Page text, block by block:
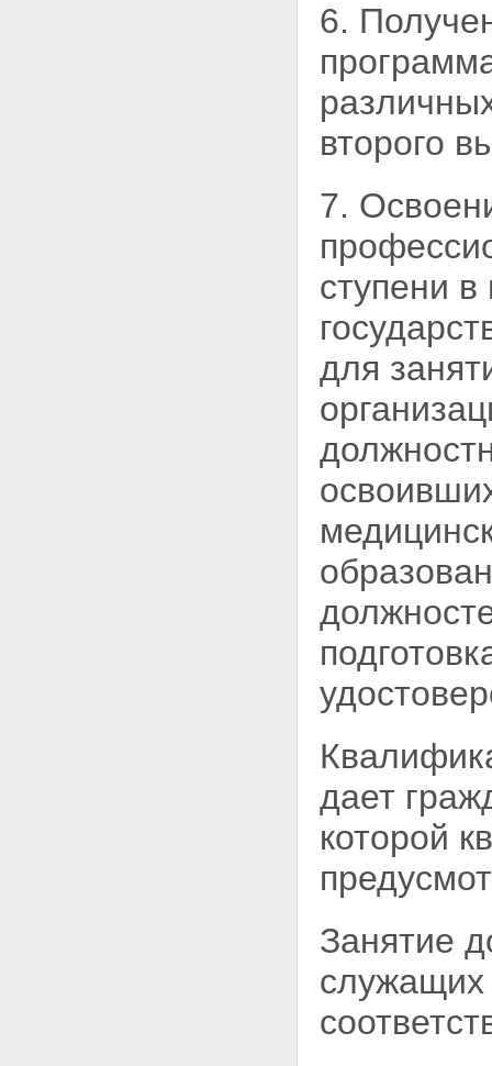
6.
второго
7.
ступени
для
дает
которой
Занятие
служащих